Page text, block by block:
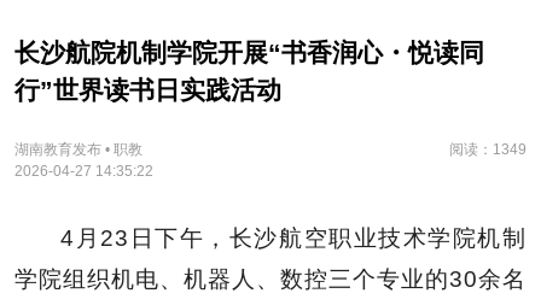
长沙航院机制学院开展“书香润心・悦读同
行”世界读书日实践活动
湖南教育发布 • 职教
阅读：1349
2026-04-27 14:35:22
4月23日下午，长沙航空职业技术学院机制
学院组织机电、机器人、数控三个专业的30余名